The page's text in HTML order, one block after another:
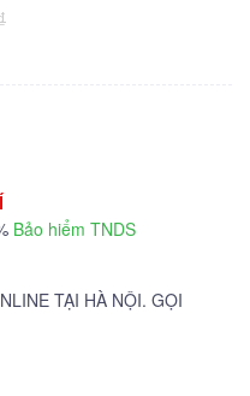
Bảo hiểm TNDS
TẠI HÀ NỘI. GỌI